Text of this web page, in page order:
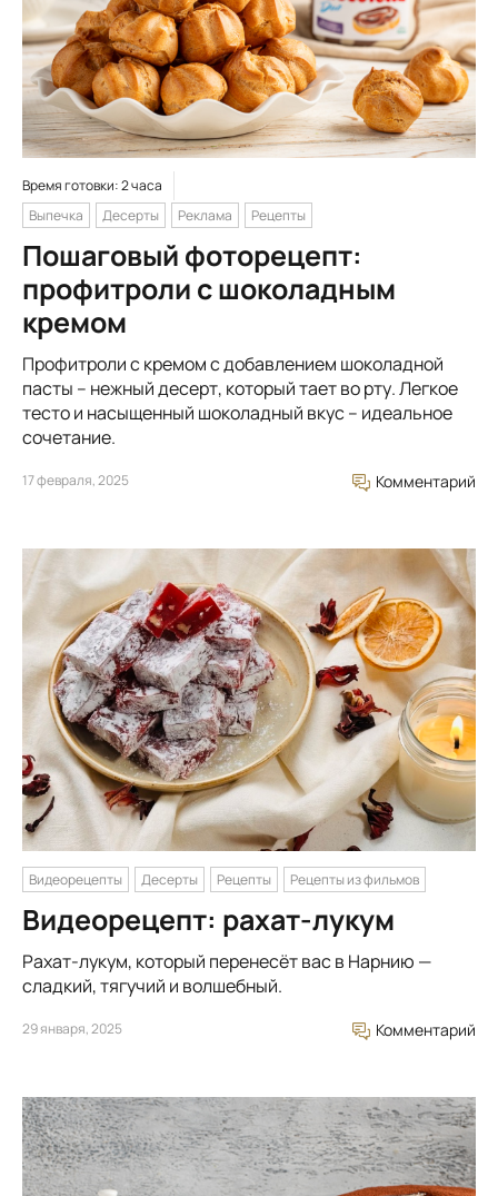
Время готовки: 2 часа
Выпечка
Десерты Реклама Рецепты
Пошаговый фоторецепт:
профитроли с шоколадным
кремом
Профитроли с кремом с добавлением шоколадной
пасты – нежный десерт, который тает во рту. Легкое
тесто и насыщенный шоколадный вкус – идеальное
сочетание.
17 февраля, 2025 Комментарий
Видеорецепты Десерты Рецепты Рецепты из фильмов
Видеорецепт: рахат-лукум
Рахат-лукум, который перенесёт вас в Нарнию —
сладкий, тягучий и волшебный.
29 января, 2025 Комментарий